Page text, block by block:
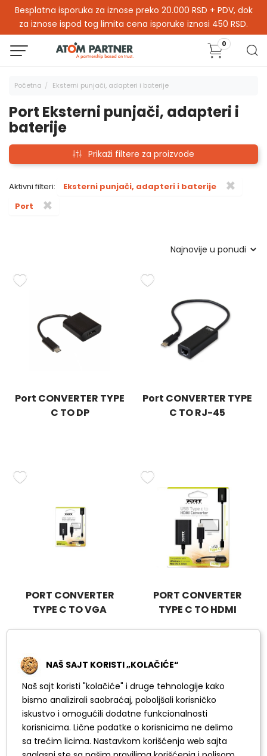
Besplatna isporuka za iznose preko 20.000 RSD + PDV, dok
za iznose ispod tog limita cena isporuke iznosi 450 RSD.
0
Početna Eksterni punjači, adapteri i baterije
Port Eksterni punjači, adapteri i
baterije
Prikaži filtere za proizvode
Aktivni filteri: ×
Eksterni punjači, adapteri i baterije
×
Port
Port CONVERTER TYPE
C TO DP
Port CONVERTER TYPE
C TO RJ-45
PORT CONVERTER
TYPE C TO VGA
PORT CONVERTER
TYPE C TO HDMI
NAŠ SAJT KORISTI „KOLAČIĆE“
Naš sajt koristi "kolačiće" i druge tehnologije kako
bismo analizirali saobraćaj, poboljšali korisničko
iskustvo i omogućili dodatne funkcionalnosti
korisnicima. Lične podatke o korisnicima ne delimo
sa trećim licima. Nastavkom korišćenja web sajta